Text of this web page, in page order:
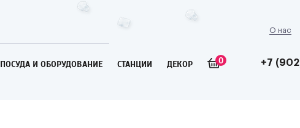
ПОСУДА И ОБОРУДОВАНИЕ СТАНЦИИ ДЕКОР 0
О нас
+7